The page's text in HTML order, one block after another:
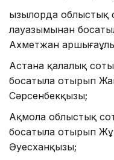
Қызылорда
лауазымынан
Ахметжан
Астана қалалық
босатыла отырып
Сәрсенбекқызы;
Ақмола облыстық
босатыла отырып
Әуесханқызы;